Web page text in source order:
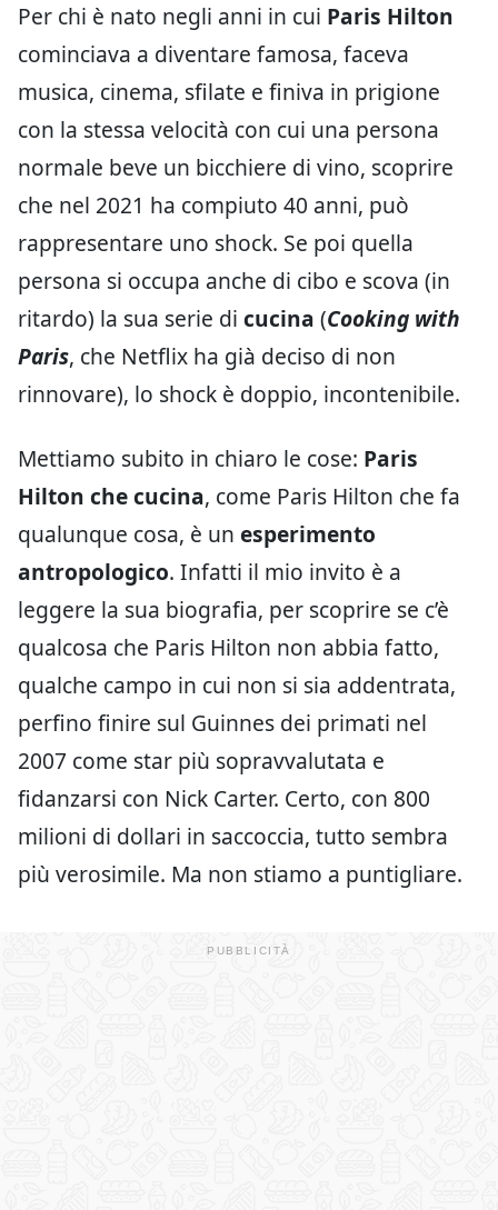
Per chi è nato negli anni in cui Paris Hilton
cominciava a diventare famosa, faceva
musica, cinema, sfilate e finiva in prigione
con la stessa velocità con cui una persona
normale beve un bicchiere di vino, scoprire
che nel 2021 ha compiuto 40 anni, può
rappresentare uno shock. Se poi quella
persona si occupa anche di cibo e scova (in
ritardo) la sua serie di cucina (Cooking with
Paris, che Netflix ha già deciso di non
rinnovare), lo shock è doppio, incontenibile.
Mettiamo subito in chiaro le cose: Paris
Hilton che cucina, come Paris Hilton che fa
qualunque cosa, è un esperimento
antropologico. Infatti il mio invito è a
leggere la sua biografia, per scoprire se c’è
qualcosa che Paris Hilton non abbia fatto,
qualche campo in cui non si sia addentrata,
perfino finire sul Guinnes dei primati nel
2007 come star più sopravvalutata e
fidanzarsi con Nick Carter. Certo, con 800
milioni di dollari in saccoccia, tutto sembra
più verosimile. Ma non stiamo a puntigliare.